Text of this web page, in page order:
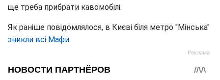
ще треба прибрати кавомобілі.
Як раніше повідомлялося, в Києві біля метро "Мінська"
зникли всі Мафи